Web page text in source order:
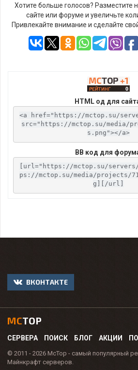
Хотите больше голосов? Разместите
сайте или форуме и увеличьте
Привлекайте внимание и сделайте
HTML од для
<a href="https://mctop.su/
src="https://mctop.su/media/
s.png"></a>
BB код для
[url="https://mctop.su/
ps://mctop.su/media/projects/
g][/url]
ВКОНТАКТЕ
MCTOP
СЕРВЕРА ПОИСК БЛОГ АКЦИИ
© 2011 - 2026 McTop - самый популярный
Майнкрафт серверов.